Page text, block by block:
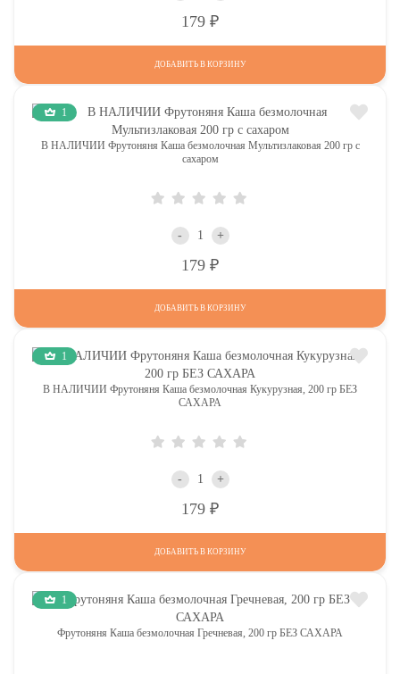
179
ДОБАВИТЬ В КОРЗИНУ
1
В НАЛИЧИИ Фрутоняня Каша безмолочная Мультизлаковая 200 гр с
сахаром
- +
179
ДОБАВИТЬ В КОРЗИНУ
1
В НАЛИЧИИ Фрутоняня Каша безмолочная Кукурузная, 200 гр БЕЗ
САХАРА
- +
179
ДОБАВИТЬ В КОРЗИНУ
1
Фрутоняня Каша безмолочная Гречневая, 200 гр БЕЗ САХАРА